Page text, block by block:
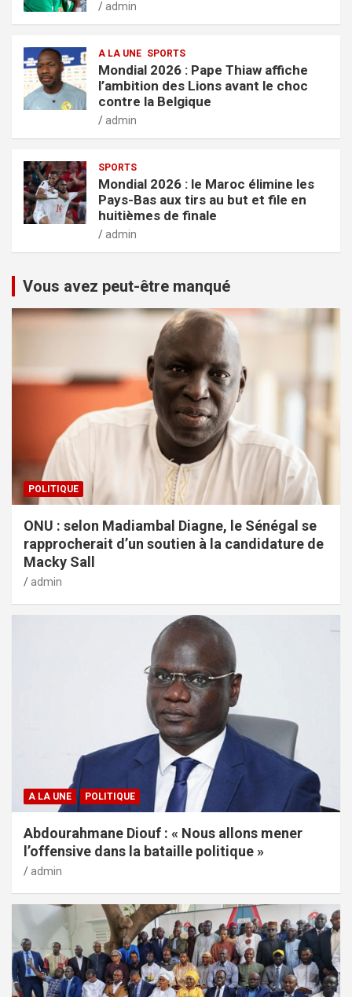
admin
A LA UNE SPORTS
Mondial 2026 : Pape Thiaw affiche
l’ambition des Lions avant le choc
contre la Belgique
admin
SPORTS
Mondial 2026 : le Maroc élimine les
Pays-Bas aux tirs au but et file en
huitièmes de finale
admin
Vous avez peut-être manqué
POLITIQUE
ONU : selon Madiambal Diagne, le Sénégal se
rapprocherait d’un soutien à la candidature de
Macky Sall
admin
A LA UNE POLITIQUE
Abdourahmane Diouf : « Nous allons mener
l’offensive dans la bataille politique »
admin